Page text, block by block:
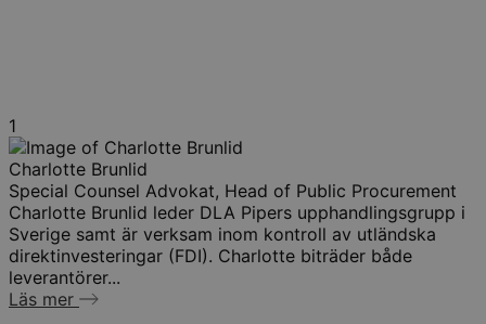
1
Charlotte Brunlid
Special Counsel Advokat, Head of Public Procurement
Charlotte Brunlid leder DLA Pipers upphandlingsgrupp i
Sverige samt är verksam inom kontroll av utländska
direktinvesteringar (FDI). Charlotte biträder både
leverantörer...
Läs mer